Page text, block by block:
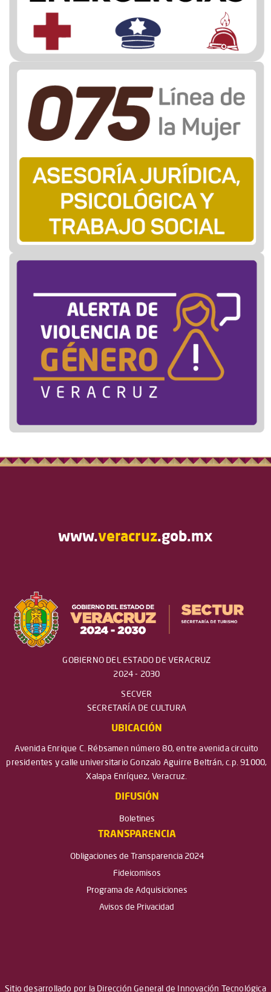
www.veracruz.gob.mx
GOBIERNO DEL ESTADO DE VERACRUZ
2024 - 2030
SECVER
SECRETARÍA DE CULTURA
UBICACIÓN
Avenida Enrique C. Rébsamen número 80, entre avenida circuito
presidentes y calle universitario Gonzalo Aguirre Beltrán, c.p. 91000,
Xalapa Enríquez, Veracruz.
DIFUSIÓN
Boletines
TRANSPARENCIA
Obligaciones de Transparencia 2024
Fideicomisos
Programa de Adquisiciones
Avisos de Privacidad
Sitio desarrollado por la Dirección General de Innovación Tecnológica